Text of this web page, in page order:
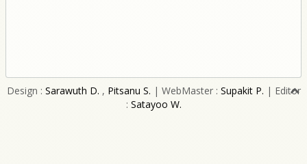
Design : Sarawuth D. , Pitsanu S. | WebMaster : Supakit P. | Editor
: Satayoo W.